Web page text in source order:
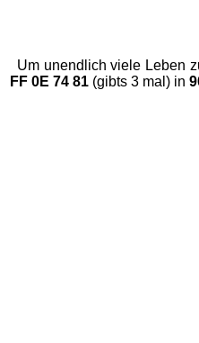
Um unendlich viele Leben
FF 0E 74 81 (gibts 3 mal) in